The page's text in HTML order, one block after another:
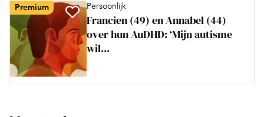
Premium Persoonlijk
Francien (49) en Annabel (44)
over hun AuDHD: ‘Mijn autisme
wil...